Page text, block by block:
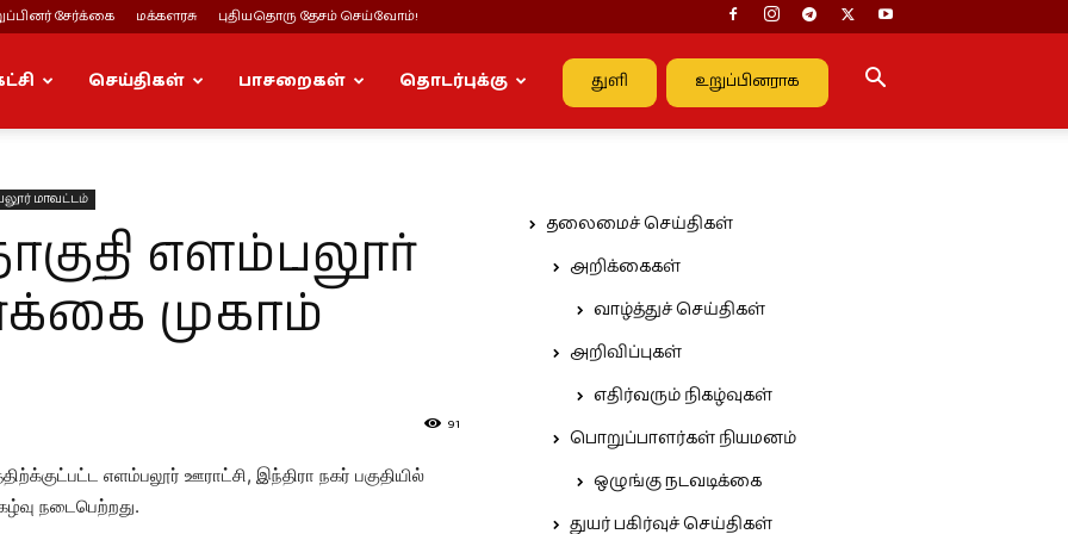
சேர்க்கை மக்களரசு புதியதொரு தேசம் செய்வோம்!
துளி உறுப்பினராக
செய்திகள் பாசறைகள் தொடர்புக்கு
மாவட்டம்
எளம்பலூர்
முகாம்
91
எளம்பலூர் ஊராட்சி, இந்திரா நகர் பகுதியில்
நடைபெற்றது.
தலைமைச் செய்திகள்
அறிக்கைகள்
வாழ்த்துச் செய்திகள்
அறிவிப்புகள்
எதிர்வரும் நிகழ்வுகள்
பொறுப்பாளர்கள் நியமனம்
ஒழுங்கு நடவடிக்கை
துயர் பகிர்வுச் செய்திகள்